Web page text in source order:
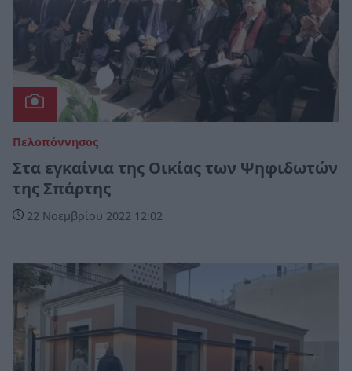
Πελοπόννησος
Στα εγκαίνια της Οικίας των Ψηφιδωτών
της Σπάρτης
22 Νοεμβρίου 2022 12:02